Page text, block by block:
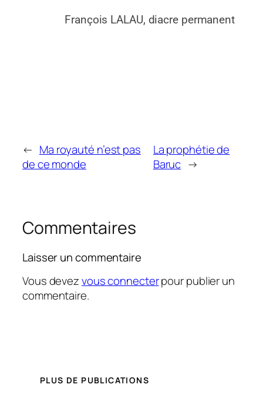
François LALAU, diacre permanent
← Ma royauté n’est pas
de ce monde
La prophétie de
Baruc →
Commentaires
Laisser un commentaire
Vous devezvous connecterpour publier un
commentaire.
PLUS DE PUBLICATIONS